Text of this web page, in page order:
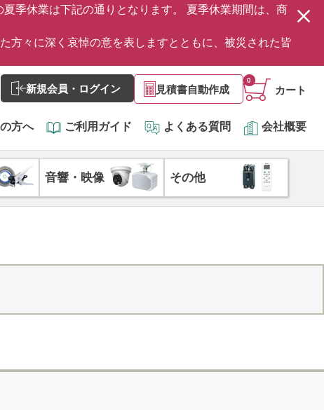
季休業は下記の通りとなります。 夏季休業期間は、商
方々に深く哀悼の意を表しますとともに、被災された皆
新規会員・ログイン 見積書自動作成 カート
0
方へ ご利用ガイド よくある質問 会社概要
音響・映像 その他